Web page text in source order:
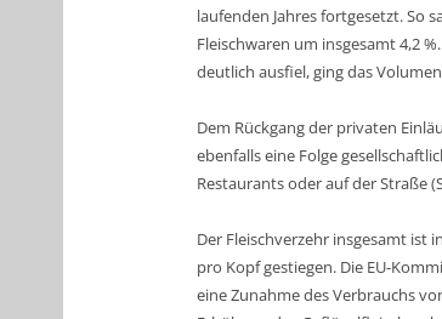
laufenden Jahres fortgesetzt. So
Fleischwaren um insgesamt 4,2
deutlich ausfiel, ging das
Dem Rückgang der privaten
ebenfalls eine Folge
Restaurants oder auf der Straße
Der Fleischverzehr insgesamt ist
pro Kopf gestiegen. Die EU-
eine Zunahme des Verbrauchs